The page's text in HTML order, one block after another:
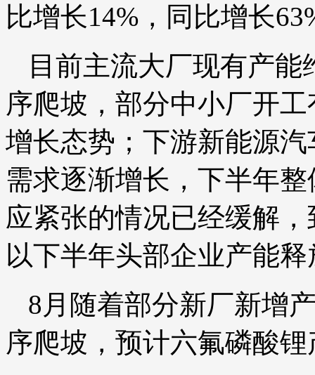
比增长14%，同比增长
目前主流大厂现有产
序爬坡，部分中小厂开
增长态势；下游新能源
需求逐渐增长，下半年
应紧张的情况已经缓解
以下半年头部企业产能
8月随着部分新厂新增
序爬坡，预计六氟磷酸